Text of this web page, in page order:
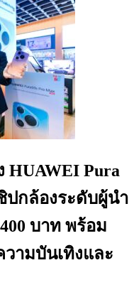
HUAWEI Pura
ปกล้องระดับผู้นำ
บาท พร้อม
ามบันเทิงและ